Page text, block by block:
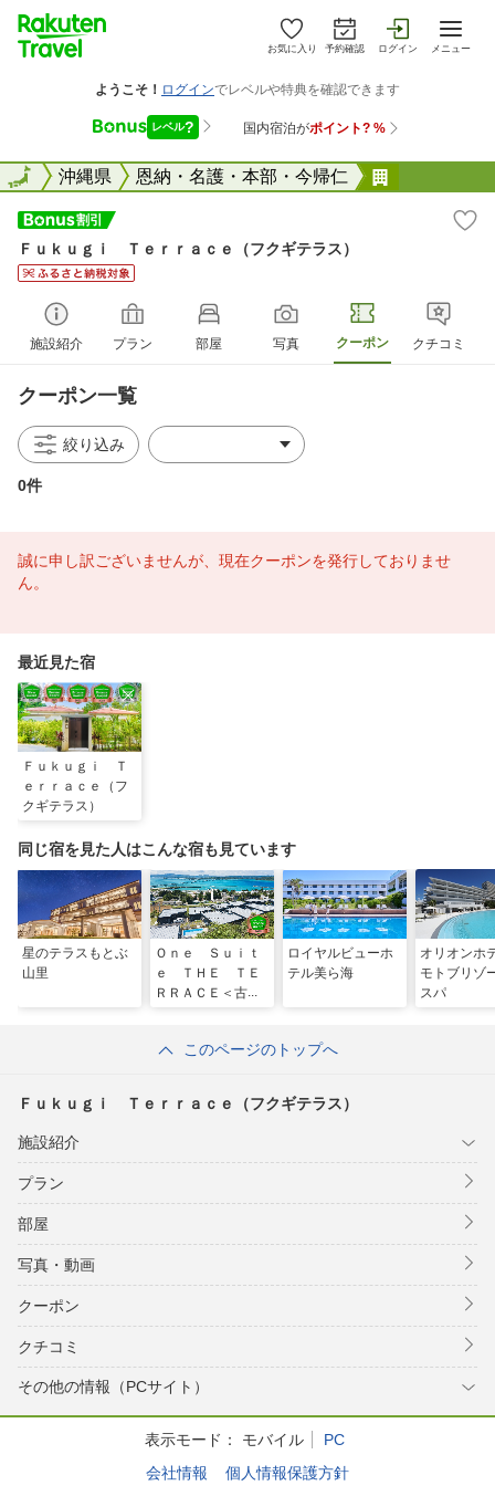
お気に入り 予約確認 ログイン メニュー
全国沖縄県 恩納・名護・本部・今帰仁
全国
Ｆｕｋｕｇｉ Ｔｅｒｒａｃｅ（フクギテラス）
施設紹介 プラン 部屋 写真 クーポン クチコミ
クーポン一覧
絞り込み
0件
誠に申し訳ございませんが、現在クーポンを発行しておりませ
ん。
最近見た宿
Ｆｕｋｕｇｉ Ｔ
ｅｒｒａｃｅ（フ
クギテラス）
同じ宿を見た人はこんな宿も見ています
星のテラスもとぶ
山里
Ｏｎｅ Ｓｕｉｔ
ｅ ＴＨＥ ＴＥ
ＲＲＡＣＥ＜古宇
ロイヤルビューホ
テル美ら海
オリオン
モトブリゾ
スパ
このページのトップへ
Ｆｕｋｕｇｉ Ｔｅｒｒａｃｅ（フクギテラス）
施設紹介
プラン
部屋
写真・動画
クーポン
クチコミ
その他の情報（PCサイト）
表示モード： モバイル
PC
会社情報
個人情報保護方針